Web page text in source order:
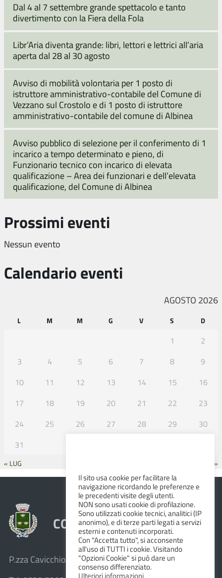
Dal 4 al 7 settembre grande spettacolo e tanto
divertimento con la Fiera della Fola
Libr’Aria diventa grande: libri, lettori e lettrici all’aria
aperta dal 28 al 30 agosto
Avviso di mobilità volontaria per 1 posto di
istruttore amministrativo-contabile del Comune di
Vezzano sul Crostolo e di 1 posto di istruttore
amministrativo-contabile del comune di Albinea
Avviso pubblico di selezione per il conferimento di 1
incarico a tempo determinato e pieno, di
Funzionario tecnico con incarico di elevata
qualificazione – Area dei funzionari e dell’elevata
qualificazione, del Comune di Albinea
Prossimi eventi
Nessun evento
Calendario eventi
AGOSTO 2026
L M M G V S D
1
2
3
4 5 6 7 8
9
10
11 12 13 14 15
16
17
18 19 20 21 22
23
24
25 26 27 28 29
30
31
« LUG SET »
COMUNE DI ALBINEA
P.zza Cavicchioni, 8 – 42020 Albinea (R.E.)
Il sito usa cookie per facilitare la
navigazione ricordando le preferenze e
le precedenti visite degli utenti.
NON sono usati cookie di profilazione.
Sono utilizzati cookie tecnici, analitici (IP
anonimo), e di terze parti legati a servizi
esterni e contenuti incorporati.
Con "Accetta tutto", si acconsente
all'uso di TUTTI i cookie. Visitando
"Opzioni Cookie" si può dare un
consenso differenziato.
Ulteriori informazioni